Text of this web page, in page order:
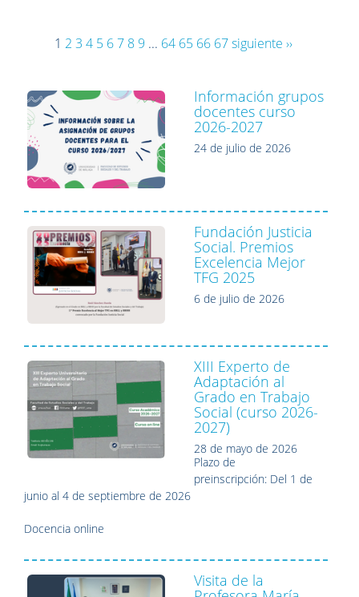
1 2 3 4 5 6 7 8 9 ... 64 65 66 67 siguiente ››
Información grupos
docentes curso
2026-2027
24 de julio de 2026
Fundación Justicia
Social. Premios
Excelencia Mejor
TFG 2025
6 de julio de 2026
XIII Experto de
Adaptación al
Grado en Trabajo
Social (curso 2026-
2027)
28 de mayo de 2026
Plazo de
preinscripción: Del 1 de
junio al 4 de septiembre de 2026
Docencia online
Visita de la